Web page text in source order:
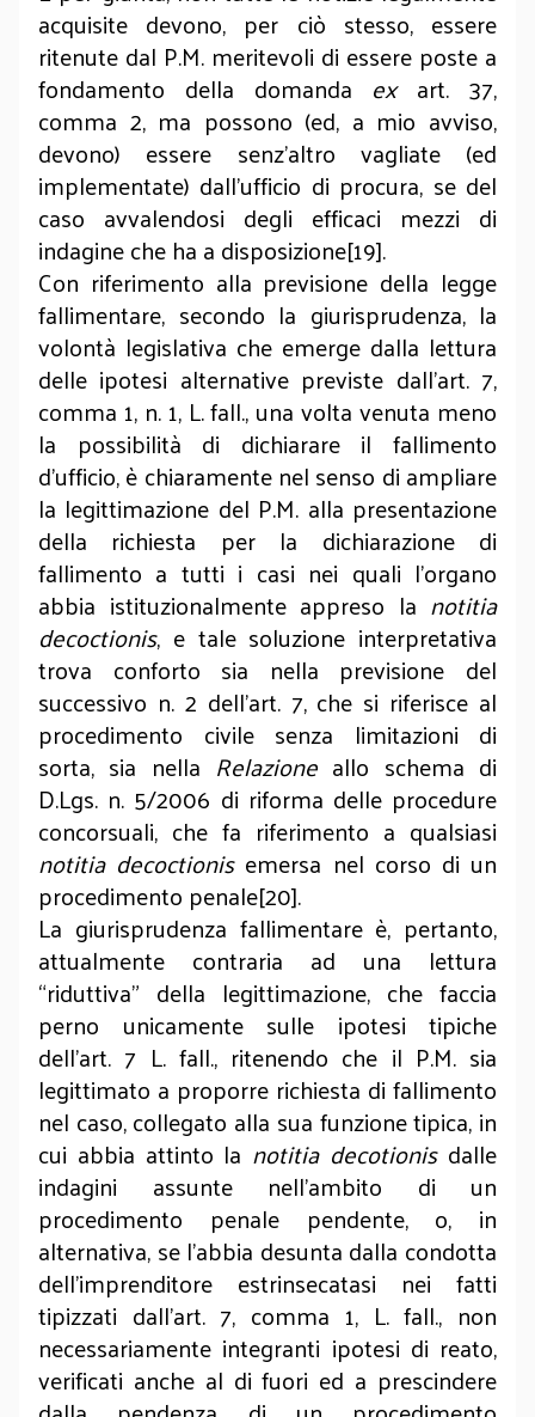
acquisite devono, per ciò stesso, essere
ritenute dal P.M. meritevoli di essere poste a
fondamento della domanda exart. 37,
comma 2, ma possono (ed, a mio avviso,
devono) essere senz’altro vagliate (ed
implementate) dall’ufficio di procura, se del
caso avvalendosi degli efficaci mezzi di
indagine che ha a disposizione[19].
Con riferimento alla previsione della legge
fallimentare, secondo la giurisprudenza, la
volontà legislativa che emerge dalla lettura
delle ipotesi alternative previste dall'art. 7,
comma 1, n. 1, L. fall., una volta venuta meno
la possibilità di dichiarare il fallimento
d’ufficio, è chiaramente nel senso di ampliare
la legittimazione del P.M. alla presentazione
della richiesta per la dichiarazione di
fallimento a tutti i casi nei quali l'organo
abbia istituzionalmente appreso la notitia
decoctionis, e tale soluzione interpretativa
trova conforto sia nella previsione del
successivo n. 2 dell’art. 7, che si riferisce al
procedimento civile senza limitazioni di
sorta, sia nella Relazione allo schema di
D.Lgs. n. 5/2006 di riforma delle procedure
concorsuali, che fa riferimento a qualsiasi
notitia decoctionisemersa nel corso di un
procedimento penale[20].
La giurisprudenza fallimentare è, pertanto,
attualmente contraria ad una lettura
“riduttiva” della legittimazione, che faccia
perno unicamente sulle ipotesi tipiche
dell’art. 7 L. fall., ritenendo che il P.M. sia
legittimato a proporre richiesta di fallimento
nel caso, collegato alla sua funzione tipica, in
cui abbia attinto la notitia decotionisdalle
indagini assunte nell’ambito di un
procedimento penale pendente, o, in
alternativa, se l’abbia desunta dalla condotta
dell’imprenditore estrinsecatasi nei fatti
tipizzati dall’art. 7, comma 1, L. fall., non
necessariamente integranti ipotesi di reato,
verificati anche al di fuori ed a prescindere